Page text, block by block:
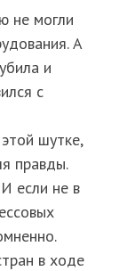
не могли
А
и
с
шутке,
правды.
если не в
в ходе